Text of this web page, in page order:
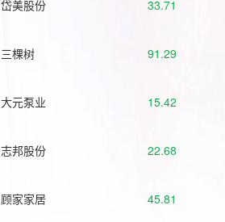
岱美股份 33.71
三棵树 91.29
大元泵业 15.42
志邦股份 22.68
顾家家居 45.81